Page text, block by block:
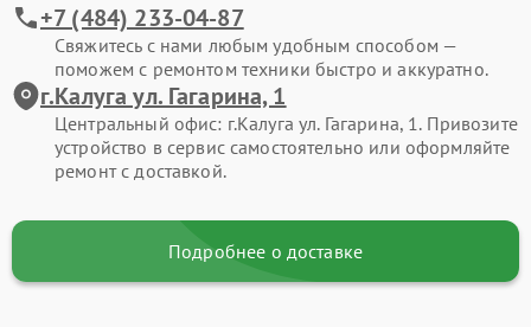
+7 (484) 233-04-87
Свяжитесь с нами любым удобным способом —
поможем с ремонтом техники быстро и аккуратно.
г.Калуга ул. Гагарина, 1
Центральный офис: г.Калуга ул. Гагарина, 1. Привозите
устройство в сервис самостоятельно или оформляйте
ремонт с доставкой.
Подробнее о доставке